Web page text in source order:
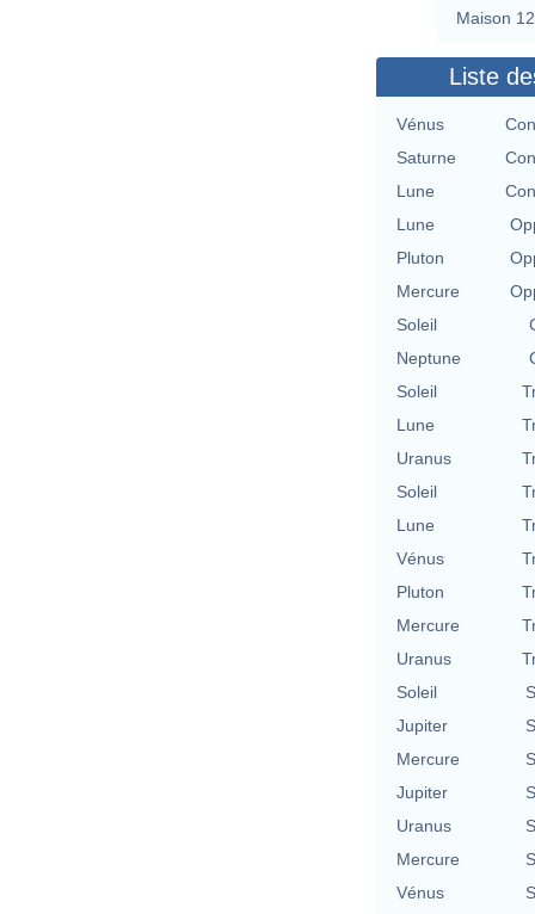
Maison 12
Liste
Vénus
Saturne
Lune
Lune
Pluton
Mercure
Soleil
Neptune
Soleil
Lune
Uranus
Soleil
Lune
Vénus
Pluton
Mercure
Uranus
Soleil
Jupiter
Mercure
Jupiter
Uranus
Mercure
Vénus